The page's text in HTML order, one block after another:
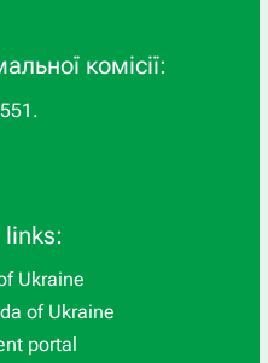
комісії:
.
links:
Ukraine
of Ukraine
portal